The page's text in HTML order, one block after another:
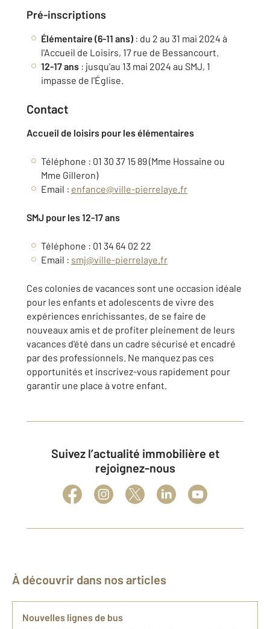
Pré-inscriptions
Élémentaire (6-11 ans) : du 2 au 31 mai 2024 à
l'Accueil de Loisirs, 17 rue de Bessancourt.
12-17 ans : jusqu'au 13 mai 2024 au SMJ, 1
impasse de l'Église.
Contact
Accueil de loisirs pour les élémentaires
Téléphone : 01 30 37 15 89 (Mme Hossaine ou
Mme Gilleron)
Email : enfance@ville-pierrelaye.fr
SMJ pour les 12-17 ans
Téléphone : 01 34 64 02 22
Email : smj@ville-pierrelaye.fr
Ces colonies de vacances sont une occasion idéale
pour les enfants et adolescents de vivre des
expériences enrichissantes, de se faire de
nouveaux amis et de profiter pleinement de leurs
vacances d'été dans un cadre sécurisé et encadré
par des professionnels. Ne manquez pas ces
opportunités et inscrivez-vous rapidement pour
garantir une place à votre enfant.
Suivez l’actualité immobilière et
rejoignez-nous
À découvrir dans nos articles
Nouvelles lignes de bus